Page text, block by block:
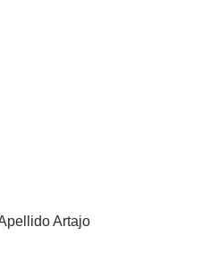
Artajo